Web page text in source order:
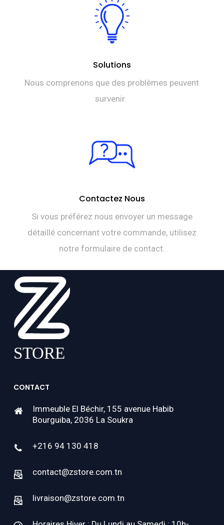
Solutions
Nous comprenons que des problèmes peuvent
survenir.
Contactez Nous
Si vous préférez nous envoyer un message
détaillé concernant votre commande, utilisez
notre formulaire de contact.
CONTACT
Immeuble El Béchir, 155 avenue Habib
Bourguiba, 2036 La Soukra
+216 94 130 418
contact@zstore.com.tn
livraison@zstore.com.tn